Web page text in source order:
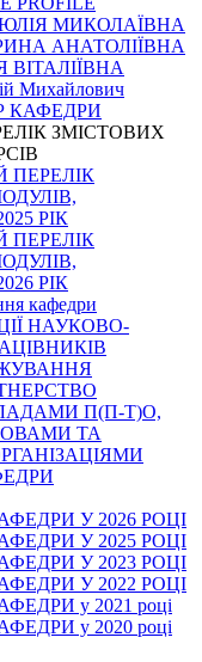
МИКОЛАЇВНА
АНАТОЛІЇВНА
ВІТАЛІЇВНА
Михайлович
КАФЕДРИ
ЗМІСТОВИХ
ПЕРЕЛІК
РІК
ПЕРЕЛІК
РІК
кафедри
НАУКОВО-
П(П-Т)О,
ТА
У 2026 РОЦІ
У 2025 РОЦІ
У 2023 РОЦІ
У 2022 РОЦІ
у 2021 році
у 2020 році